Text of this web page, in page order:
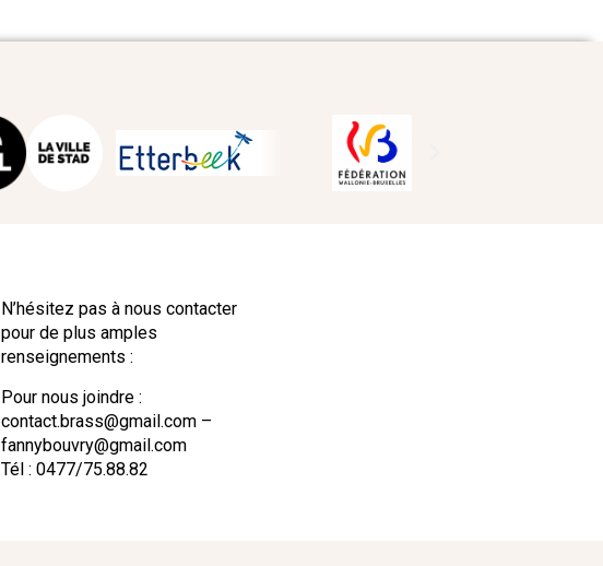
N’hésitez pas à nous contacter
pour de plus amples
renseignements :
Pour nous joindre :
contact.brass@gmail.com –
fannybouvry@gmail.com
Tél : 0477/75.88.82